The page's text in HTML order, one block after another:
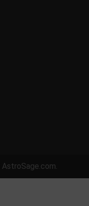
AstroSage.com.